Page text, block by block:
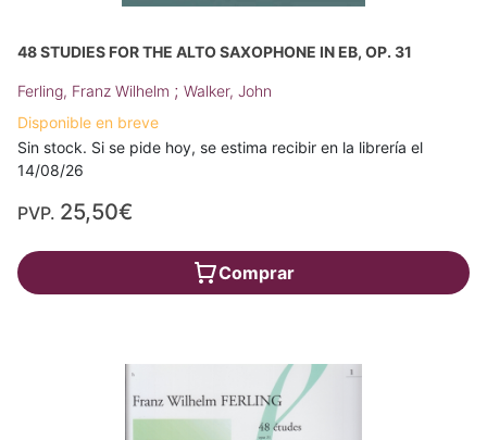
48 STUDIES FOR THE ALTO SAXOPHONE IN EB, OP. 31
Ferling, Franz Wilhelm ; Walker, John
Disponible en breve
Sin stock. Si se pide hoy, se estima recibir en la librería el
14/08/26
PVP. 25,50€
Comprar